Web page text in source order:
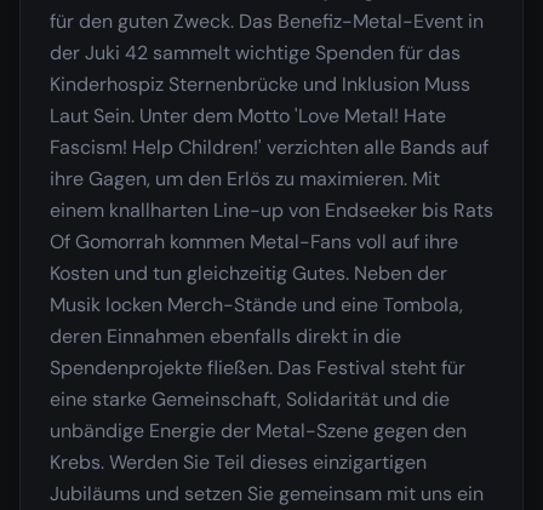
für den guten Zweck. Das Benefiz-Metal-Event in
der Juki 42 sammelt wichtige Spenden für das
Kinderhospiz Sternenbrücke und Inklusion Muss
Laut Sein. Unter dem Motto 'Love Metal! Hate
Fascism! Help Children!' verzichten alle Bands auf
ihre Gagen, um den Erlös zu maximieren. Mit
einem knallharten Line-up von Endseeker bis Rats
Of Gomorrah kommen Metal-Fans voll auf ihre
Kosten und tun gleichzeitig Gutes. Neben der
Musik locken Merch-Stände und eine Tombola,
deren Einnahmen ebenfalls direkt in die
Spendenprojekte fließen. Das Festival steht für
eine starke Gemeinschaft, Solidarität und die
unbändige Energie der Metal-Szene gegen den
Krebs. Werden Sie Teil dieses einzigartigen
Jubiläums und setzen Sie gemeinsam mit uns ein